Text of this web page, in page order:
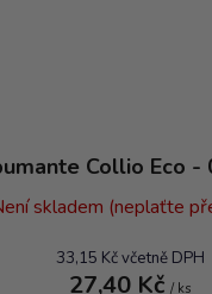
Collio Eco -
skladem (neplaťte
33,15 Kč včetně DPH
27,40 Kč / ks